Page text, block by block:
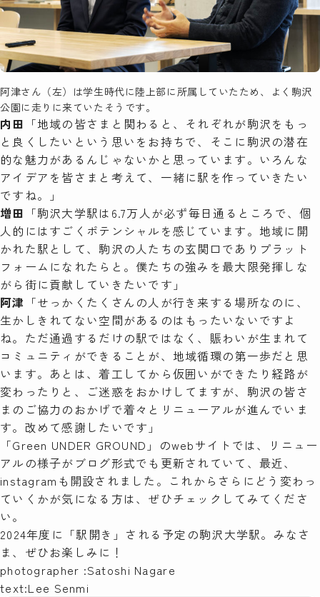
阿津さん（左）は学生時代に陸上部に所属していたため、よく駒沢
公園に走りに来ていたそうです。
内田 「地域の皆さまと関わると、それぞれが駒沢をもっ
と良くしたいという思いをお持ちで、そこに駒沢の潜在
的な魅力があるんじゃないかと思っています。いろんな
アイデアを皆さまと考えて、一緒に駅を作っていきたい
ですね。」
増田 「駒沢大学駅は6.7万人が必ず毎日通るところで、個
人的にはすごくポテンシャルを感じています。地域に開
かれた駅として、駒沢の人たちの玄関口でありプラット
フォームになれたらと。僕たちの強みを最大限発揮しな
がら街に貢献していきたいです」
阿津 「せっかくたくさんの人が行き来する場所なのに、
生かしきれてない空間があるのはもったいないですよ
ね。ただ通過するだけの駅ではなく、賑わいが生まれて
コミュニティができることが、地域循環の第一歩だと思
います。あとは、着工してから仮囲いができたり経路が
変わったりと、ご迷惑をおかけしてますが、駒沢の皆さ
まのご協力のおかげで着々とリニューアルが進んでいま
す。改めて感謝したいです」
「Green UNDER GROUND」のwebサイト では、リニュー
アルの様子がブログ形式でも更新されていて、最近、
instagram も開設されました。これからさらにどう変わっ
ていくかが気になる方は、ぜひチェックしてみてくださ
い。
2024年度に「駅開き」される予定の駒沢大学駅。みなさ
ま、ぜひお楽しみに！
photographer :Satoshi Nagare
text:Lee Senmi